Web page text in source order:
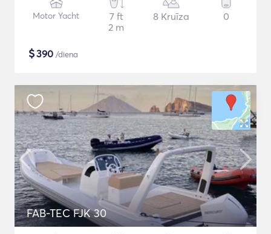
Motor Yacht
7 ft
2 m
8 Kruīza 0
$390 /diena
FAB-TEC FJK 30